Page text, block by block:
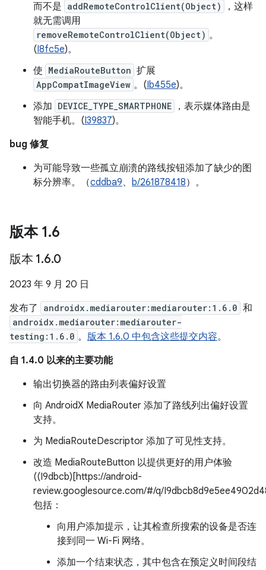
而不是 addRemoteControlClient(Object)
，这样
就无需调用
removeRemoteControlClient(Object) 。
(I8fc5e)。
使 MediaRouteButton 扩展
AppCompatImageView 。(Ib455e)。
添加 DEVICE_TYPE_SMARTPHONE
，表示媒体路由是
智能手机。(I39837)。
bug 修复
为可能导致一些孤立崩溃的路线按钮添加了缺少的图
标分辨率。（cddba9、 b/261878418）。
版本 1.6
版本 1.6.0
2023 年 9 月 20 日
发布了
androidx.mediarouter:mediarouter:1.6.0 和
androidx.mediarouter:mediarouter-
testing:1.6.0 。 版本 1.6.0 中包含这些提交内容。
自 1.4.0 以来的主要功能
输出切换器的路由列表偏好设置
向 AndroidX MediaRouter 添加了路线列出偏好设置
支持。
为 MediaRouteDescriptor 添加了可见性支持。
改造 MediaRouteButton 以提供更好的用户体验
((I9dbcb)[https://android-
review.googlesource.com/#/q/
包括：
向用户添加提示，让其检查所搜索的设备是否连
接到同一 Wi-Fi 网络。
添加一个结束状态，其中包含在预定义时间段结